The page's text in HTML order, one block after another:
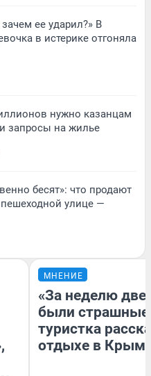
ее ударил?» В
в истерике отгоняла
нужно казанцам
запросы на жилье
бесят»: что продают
улице —
МНЕНИЕ
«За неделю две
были
туристка
отдыхе в